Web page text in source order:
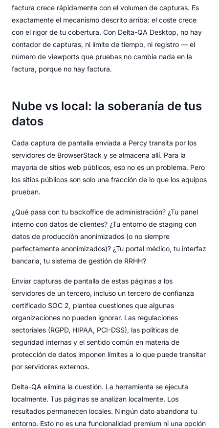
factura crece rápidamente con el volumen de capturas. Es
exactamente el mecanismo descrito arriba: el coste crece
con el rigor de tu cobertura. Con Delta-QA Desktop, no hay
contador de capturas, ni límite de tiempo, ni registro — el
número de viewports que pruebas no cambia nada en la
factura, porque no hay factura.
Nube vs local: la soberanía de tus
datos
Cada captura de pantalla enviada a Percy transita por los
servidores de BrowserStack y se almacena allí. Para la
mayoría de sitios web públicos, eso no es un problema. Pero
los sitios públicos son solo una fracción de lo que los equipos
prueban.
¿Qué pasa con tu backoffice de administración? ¿Tu panel
interno con datos de clientes? ¿Tu entorno de staging con
datos de producción anonimizados (o no siempre
perfectamente anonimizados)? ¿Tu portal médico, tu interfaz
bancaria, tu sistema de gestión de RRHH?
Enviar capturas de pantalla de estas páginas a los
servidores de un tercero, incluso un tercero de confianza
certificado SOC 2, plantea cuestiones que algunas
organizaciones no pueden ignorar. Las regulaciones
sectoriales (RGPD, HIPAA, PCI-DSS), las políticas de
seguridad internas y el sentido común en materia de
protección de datos imponen límites a lo que puede transitar
por servidores externos.
Delta-QA elimina la cuestión. La herramienta se ejecuta
localmente. Tus páginas se analizan localmente. Los
resultados permanecen locales. Ningún dato abandona tu
entorno. Esto no es una funcionalidad premium ni una opción